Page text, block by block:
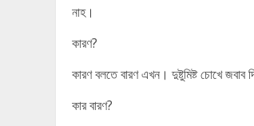
নাহ।
কারণ?
কারণ বলতে বারণ এখন। দুষ্টুমিষ্ট চোখে
কার বারণ?